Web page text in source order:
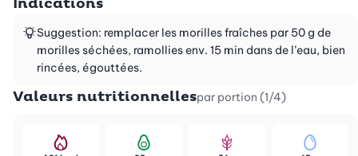
Indications
Suggestion: remplacer les morilles fraîches par 50 g de
morilles séchées, ramollies env. 15 min dans de l’eau, bien
rincées, égouttées.
Valeurs nutritionnellespar portion (1/4)